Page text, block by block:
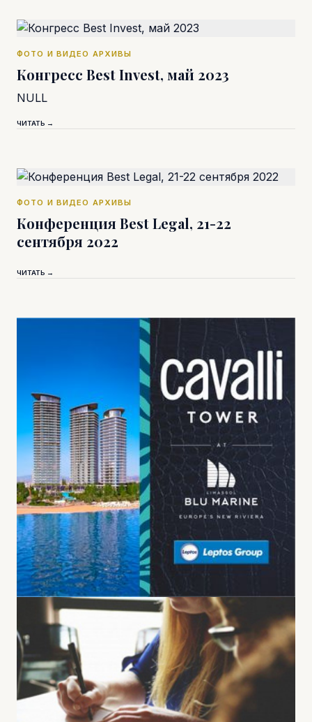
ФОТО И ВИДЕО АРХИВЫ
Конгресс Best Invest, май 2023
NULL
ЧИТАТЬ →
ФОТО И ВИДЕО АРХИВЫ
Конференция Best Legal, 21-22
сентября 2022
ЧИТАТЬ →